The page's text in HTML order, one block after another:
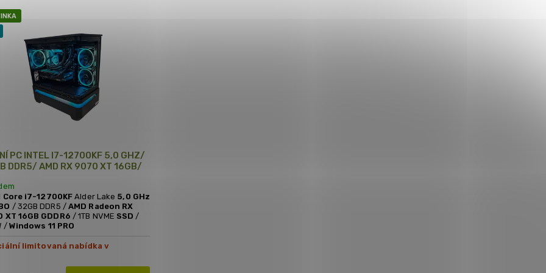
Nejprodávanější
Abecedně
PC INTEL I7-12700KF 5,0 GHZ/
DDR5/ AMD RX 9070 XT 16GB/
Core i7-12700KF Alder Lake 5,0 GHz
/ 32GB DDR5 / AMD Radeon RX
XT 16GB GDDR6 / 1TB NVME SSD /
/ Windows 11 PRO
limitovaná nabídka v